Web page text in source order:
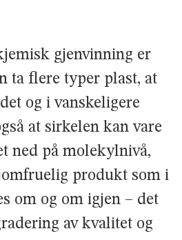
gjenvinning er
ta flere typer plast, at
og i vanskeligere
at sirkelen kan vare
ned på molekylnivå,
produkt som i
om og om igjen – det
av kvalitet og